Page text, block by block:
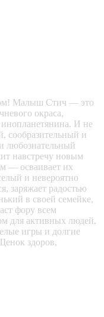
Малыш Стич — это
окраса,
инопланетянина. И не
сообразительный и
любознательный
навстречу новым
— осваивает их
и невероятно
заряжает радостью
в своей семейке,
фору всем
для активных людей,
игры и долгие
здоров,